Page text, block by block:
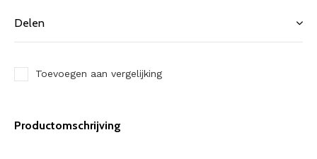
Delen
Toevoegen aan vergelijking
Productomschrijving